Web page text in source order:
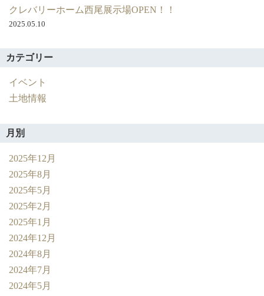
クレバリーホーム西尾展示場OPEN！！
2025.05.10
カテゴリー
イベント
土地情報
月別
2025年12月
2025年8月
2025年5月
2025年2月
2025年1月
2024年12月
2024年8月
2024年7月
2024年5月